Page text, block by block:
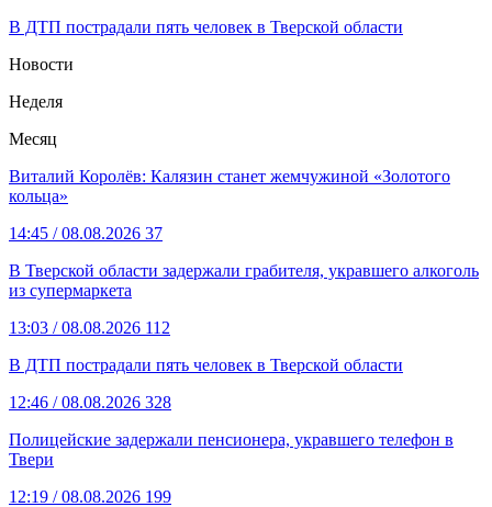
В ДТП пострадали пять человек в Тверской области
Новости
Неделя
Месяц
Виталий Королёв: Калязин станет жемчужиной «Золотого
кольца»
14:45 / 08.08.2026 37
В Тверской области задержали грабителя, укравшего алкоголь
из супермаркета
13:03 / 08.08.2026 112
В ДТП пострадали пять человек в Тверской области
12:46 / 08.08.2026 328
Полицейские задержали пенсионера, укравшего телефон в
Твери
12:19 / 08.08.2026 199